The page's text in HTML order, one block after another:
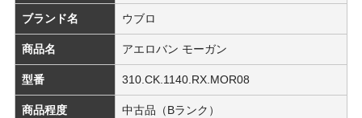
ブランド名 ウブロ
商品名 アエロバン モーガン
型番 310.CK.1140.RX.MOR08
商品程度 中古品（Bランク）